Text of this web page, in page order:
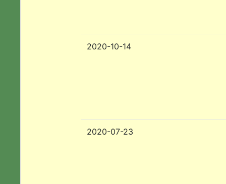
2020-10-14
2020-07-23